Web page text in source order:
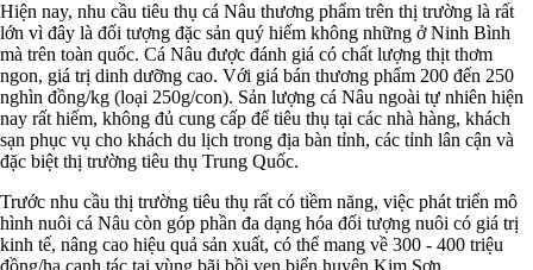
Hiện nay, nhu cầu tiêu thụ cá Nâu thương phẩm trên thị trường là rất
lớn vì đây là đối tượng đặc sản quý hiếm không những ở Ninh Bình
mà trên toàn quốc. Cá Nâu được đánh giá có chất lượng thịt thơm
ngon, giá trị dinh dưỡng cao. Với giá bán thương phẩm 200 đến 250
nghìn đồng/kg (loại 250g/con). Sản lượng cá Nâu ngoài tự nhiên hiện
nay rất hiếm, không đủ cung cấp để tiêu thụ tại các nhà hàng, khách
sạn phục vụ cho khách du lịch trong địa bàn tỉnh, các tỉnh lân cận và
đặc biệt thị trường tiêu thụ Trung Quốc.
Trước nhu cầu thị trường tiêu thụ rất có tiềm năng, việc phát triển mô
hình nuôi cá Nâu còn góp phần đa dạng hóa đối tượng nuôi có giá trị
kinh tế, nâng cao hiệu quả sản xuất, có thể mang về 300 - 400 triệu